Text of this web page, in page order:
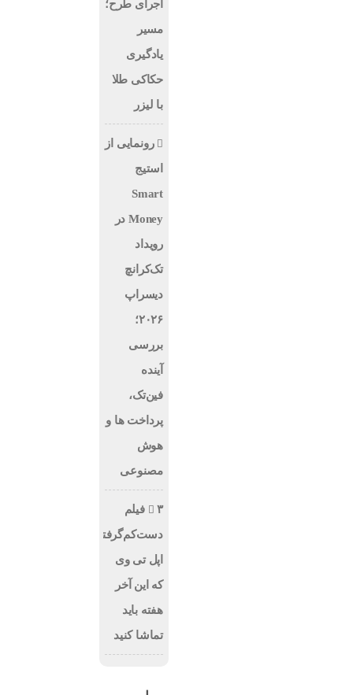
اجرای طرح؛
مسیر
یادگیری
حکاکی طلا
با لیزر
رونمایی از
استیج
Smart
Money در
رویداد
تک‌کرانچ
دیسراپ
۲۰۲۶؛
بررسی
آینده
فین‌تک،
پرداخت‌ ها و
هوش
مصنوعی
۳ فیلم
دست‌کم‌گرفته‌شده
اپل تی وی
که این آخر
هفته باید
تماشا کنید